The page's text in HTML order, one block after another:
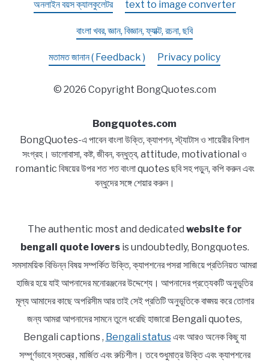
অনলাইন বয়স ক্যালকুলেটর text to image converter
বাংলা খবর, জ্ঞান, বিজ্ঞান, ফ্যাক্ট, রচনা, ছবি
মতামত জানান ( Feedback ) Privacy policy
© 2026 Copyright BongQuotes.com
Bongquotes.com
BongQuotes-এ পাবেন বাংলা উক্তি, ক্যাপশন, স্ট্যাটাস ও শায়েরীর বিশাল
সংগ্রহ। ভালোবাসা, কষ্ট, জীবন, বন্ধুত্ব, attitude, motivational ও
romantic বিষয়ের উপর শত শত বাংলা quotes ছবি সহ পড়ুন, কপি করুন এবং
বন্ধুদের সঙ্গে শেয়ার করুন।
The authentic most and dedicated website for
bengali quote loversis undoubtedly, Bongquotes.
সমসাময়িক বিভিন্ন বিষয় সম্পর্কিত উক্তি, ক্যাপশনের পসরা সাজিয়ে প্রতিনিয়ত আমরা
হাজির হয়ে যাই আপনাদের মনোরঞ্জনের উদ্দেশ্যে। আপনাদের প্রত্যেকটি অনুভূতির
মূল্য আমাদের কাছে অপরিসীম আর তাই সেই প্রতিটি অনুভূতিকে বাঙ্ময় করে তোলার
জন্য আমরা আপনাদের সামনে তুলে ধরেছি হাজারো Bengali quotes,
Bengali captions , Bengali statusএবং আরও অনেক কিছু যা
সম্পূর্ণভাবে স্বতন্ত্র , মার্জিত এবং রুচিশীল। তবে শুধুমাত্র উক্তি এবং ক্যাপশনের